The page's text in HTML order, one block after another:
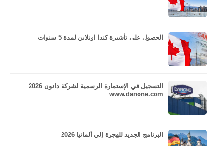
الحصول على تأشيرة كندا اونلاين لمدة 5 سنوات
التسجيل في الإستمارة الرسمية لشركة دانون 2026
www.danone.com
البرنامج الجديد للهجرة إلي ألمانيا 2026